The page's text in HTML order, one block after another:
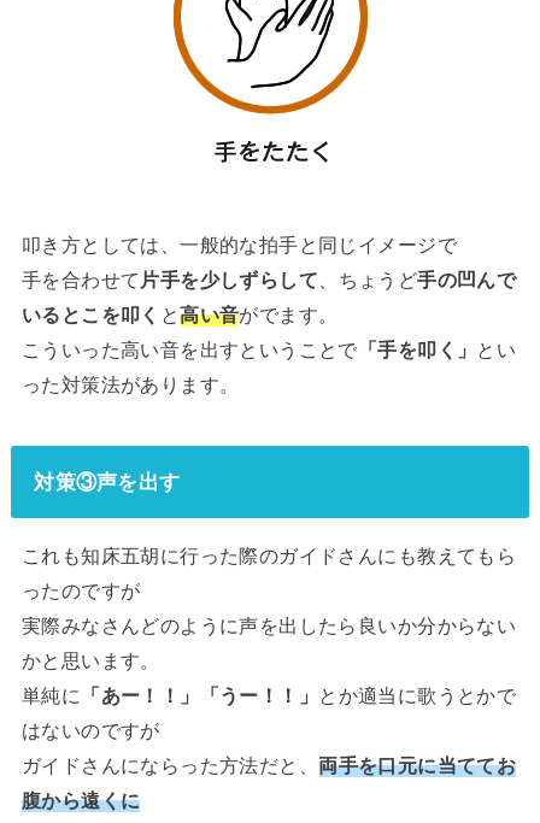
叩き方としては、一般的な拍手と同じイメージで
手を合わせて 片手を少しずらして 、ちょうど手の凹んで
いるとこを叩く と高い音がでます。
こういった高い音を出すということで 「手を叩く」 とい
った対策法があります。
対策③声を出す
これも知床五胡に行った際のガイドさんにも教えてもら
ったのですが
実際みなさんどのように声を出したら良いか分からない
かと思います。
単純に
「あー！！」「うー！！」
とか適当に歌うとかで
はないのですが
ガイドさんにならった方法だと、 両手を口元に当ててお
腹から遠くに